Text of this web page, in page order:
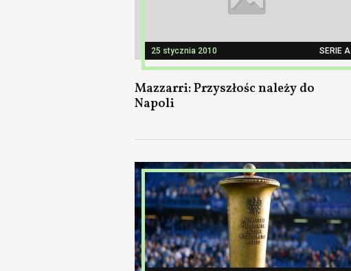
25 stycznia 2010 SERIE A
Mazzarri: Przyszłośc należy do
Napoli